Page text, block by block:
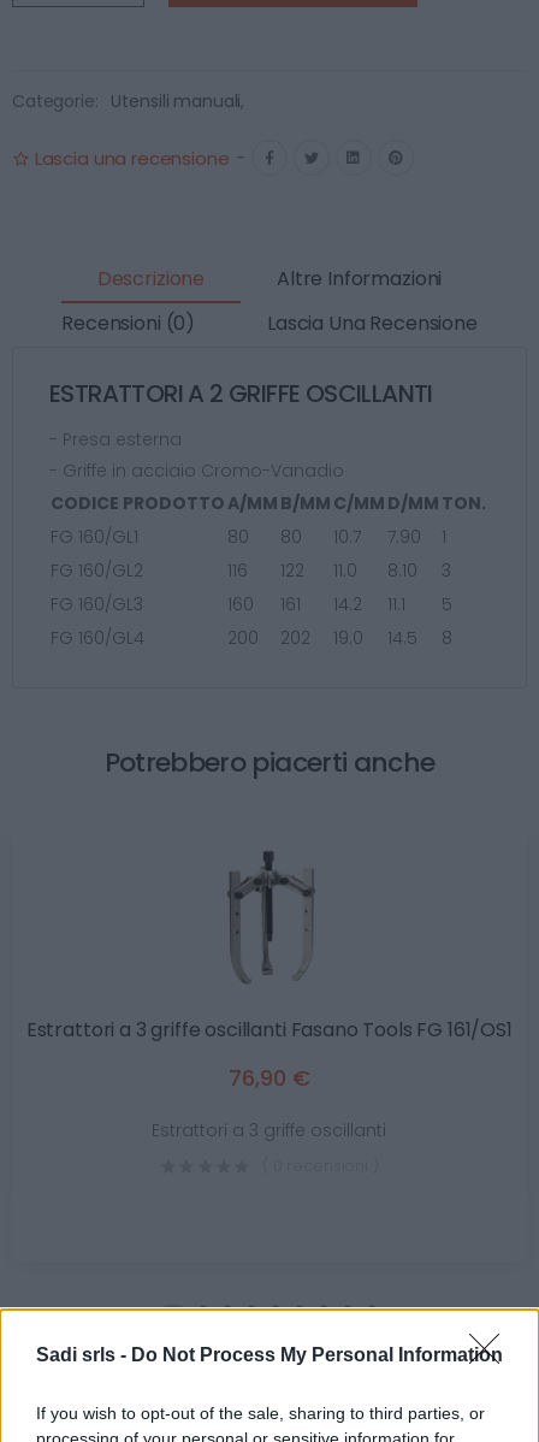
Sadi srls - Do Not Process My Personal Information
If you wish to opt-out of the sale, sharing to third parties, or
Categorie: Utensili manuali,
Lascia una recensione -
Descrizione
Altre Informazioni
Recensioni (0)
Lascia Una Recensione
ESTRATTORI A 2 GRIFFE OSCILLANTI
- Presa esterna
- Griffe in acciaio Cromo-Vanadio
CODICE PRODOTTO A/MM B/MM C/MM D/MM TON.
FG 160/GL1
80 80 10.7 7.90
1
FG 160/GL2
116 122 11.0 8.10
3
FG 160/GL3
160 161 14.2 11.1
5
FG 160/GL4
200 202 19.0 14.5 8
Potrebbero piacerti anche
Estrattori a 3 griffe oscillanti Fasano Tools FG 161/OS1
76,90 €
Estrattori a 3 griffe oscillanti
Categorie
Abrasivi